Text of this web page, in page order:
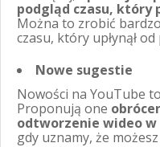
podgląd czasu, który
Można to zrobić
czasu, który upłynął
Nowe sugestie
Nowości na YouTube
Proponują one
odtworzenie wideo
gdy uznamy, że